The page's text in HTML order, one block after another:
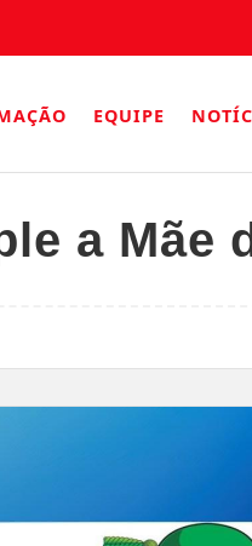
EQUIPE
a Mãe